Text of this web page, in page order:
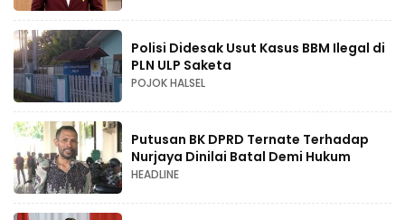
Polisi Didesak Usut Kasus BBM Ilegal di
PLN ULP Saketa
POJOK HALSEL
Putusan BK DPRD Ternate Terhadap
Nurjaya Dinilai Batal Demi Hukum
HEADLINE